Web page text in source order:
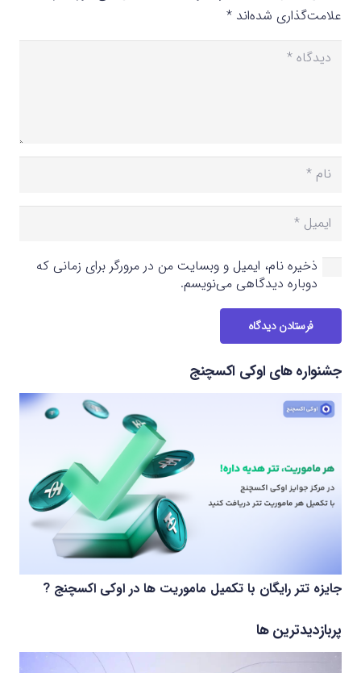
علامت‌گذاری شده‌اند *
ذخیره نام، ایمیل و وبسایت من در مرورگر برای زمانی که
دوباره دیدگاهی می‌نویسم.
فرستادن دیدگاه
جشنواره های اوکی اکسچنج
جایزه تتر رایگان با تکمیل ماموریت ها در اوکی اکسچنج ?
پربازدیدترین ها